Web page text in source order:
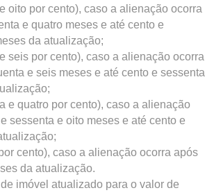
oito por cento), caso a alienação ocorra
e quatro meses e até cento e
da atualização;
seis por cento), caso a alienação ocorra
e seis meses e até cento e sessenta
e quatro por cento), caso a alienação
sessenta e oito meses e até cento e
cento), caso a alienação ocorra após
da atualização.
imóvel atualizado para o valor de